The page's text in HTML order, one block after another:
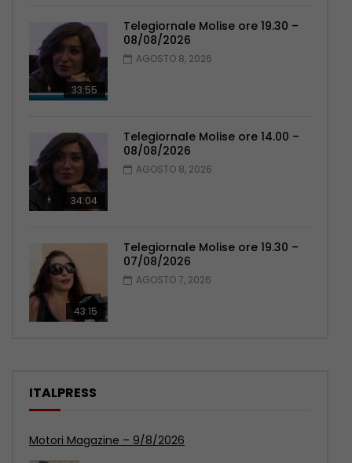
33:55
Telegiornale Molise ore 19.30 –
08/08/2026
AGOSTO 8, 2026
34:04
Telegiornale Molise ore 14.00 –
08/08/2026
AGOSTO 8, 2026
43:15
Telegiornale Molise ore 19.30 –
07/08/2026
AGOSTO 7, 2026
ITALPRESS
Tg Ambiente – 9/8/2026